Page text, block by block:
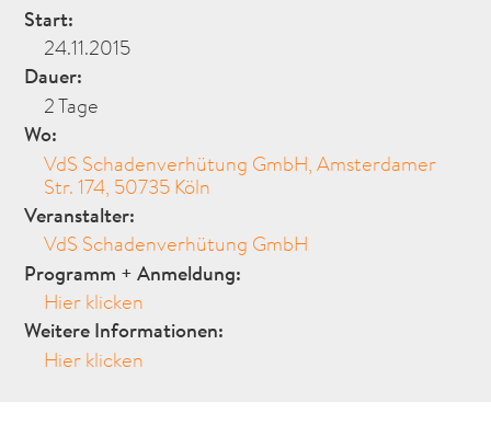
Start:
24.11.2015
Dauer:
2 Tage
Wo:
VdS Schadenverhütung GmbH, Amsterdamer
Str. 174, 50735 Köln
Veranstalter:
VdS Schadenverhütung GmbH
Programm + Anmeldung:
Hier klicken
Weitere Informationen:
Hier klicken